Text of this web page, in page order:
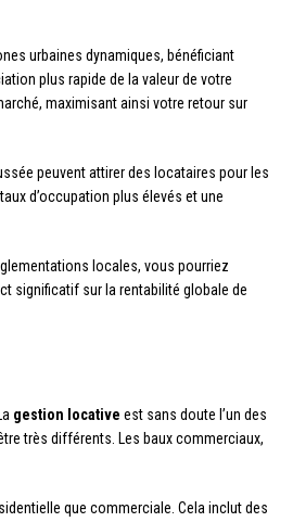
urbaines dynamiques, bénéficiant
plus rapide de la valeur de votre
maximisant ainsi votre retour sur
peuvent attirer des locataires pour les
d’occupation plus élevés et une
locales, vous pourriez
significatif sur la rentabilité globale de
gestion locative est sans doute l’un des
très différents. Les baux commerciaux,
que commerciale. Cela inclut des